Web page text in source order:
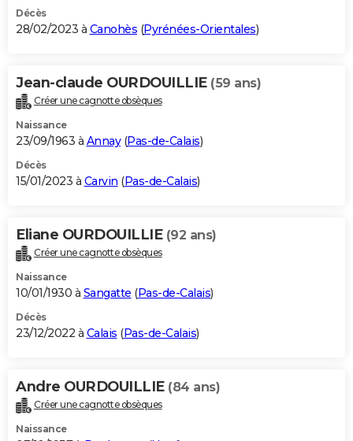
Décès
28/02/2023 à Canohès (Pyrénées-Orientales)
Jean-claude OURDOUILLIE (59 ans)
Créer une cagnotte obsèques
Naissance
23/09/1963 à Annay(Pas-de-Calais)
Décès
15/01/2023 à Carvin (Pas-de-Calais)
Eliane OURDOUILLIE (92 ans)
Créer une cagnotte obsèques
Naissance
10/01/1930 à Sangatte (Pas-de-Calais)
Décès
23/12/2022 à Calais (Pas-de-Calais)
Andre OURDOUILLIE (84 ans)
Créer une cagnotte obsèques
Naissance